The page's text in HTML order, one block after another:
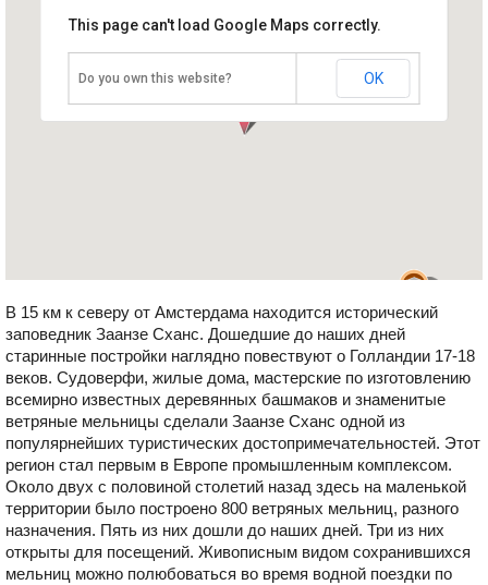
Заанзе Сханс
This page can't load Google Maps correctly.
Do you own this website? OK
В 15 км к северу от Амстердама находится исторический
заповедник Заанзе Сханс. Дошедшие до наших дней
старинные постройки наглядно повествуют о Голландии 17-18
веков. Судоверфи, жилые дома, мастерские по изготовлению
всемирно известных деревянных башмаков и знаменитые
ветряные мельницы сделали Заанзе Сханс одной из
популярнейших туристических достопримечательностей. Этот
регион стал первым в Европе промышленным комплексом.
Около двух с половиной столетий назад здесь на маленькой
территории было построено 800 ветряных мельниц, разного
назначения. Пять из них дошли до наших дней. Три из них
открыты для посещений. Живописным видом сохранившихся
мельниц можно полюбоваться во время водной поездки по